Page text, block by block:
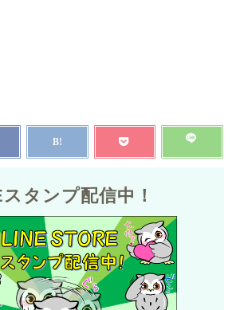
タンプ配信中！